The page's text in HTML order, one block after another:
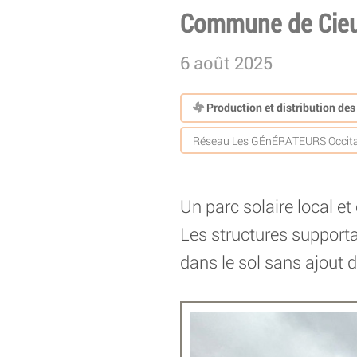
Commune de
6 août 2025
Production et distribution des
Réseau Les GÉnÉRATEURS
Un parc solaire local
Les structures
dans le sol sans ajout